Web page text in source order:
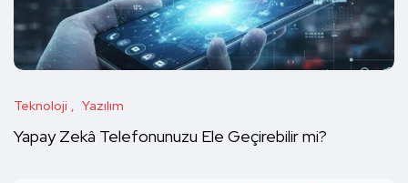
Teknoloji Yazılım
Yapay Zekâ Telefonunuzu Ele Geçirebilir mi?